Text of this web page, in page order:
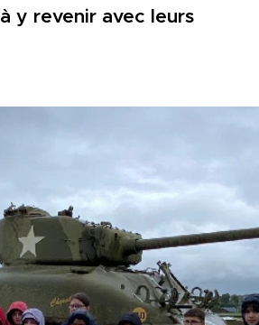
y revenir avec leurs